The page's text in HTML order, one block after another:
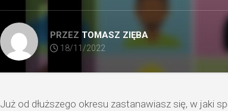
PRZEZ TOMASZ ZIĘBA
18/11/2022
Już od dłuższego okresu zastanawiasz się, w jaki